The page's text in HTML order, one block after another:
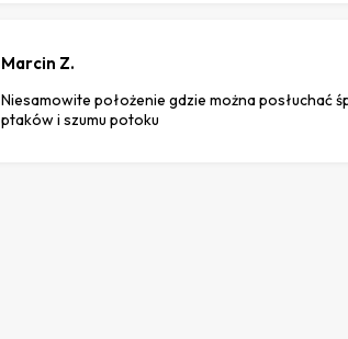
Marcin Z.
Niesamowite położenie gdzie można posłuchać
ptaków i szumu potoku